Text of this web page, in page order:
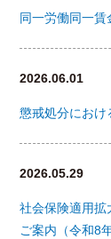
同一労働同一賃
2026.06.01
懲戒処分におけ
2026.05.29
社会保険適用拡
ご案内（令和8